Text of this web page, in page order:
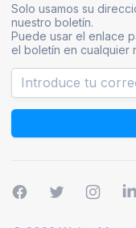
Solo usamos su
nuestro boletín.
Puede usar el enlace
el boletín en cualquier